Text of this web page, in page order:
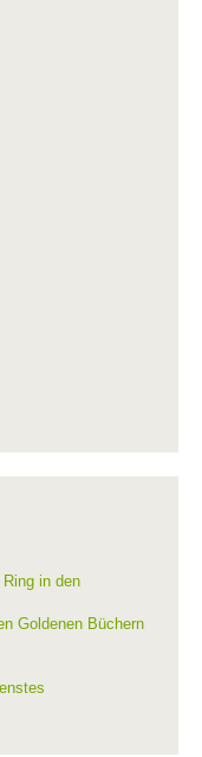
in den
Goldenen Büchern